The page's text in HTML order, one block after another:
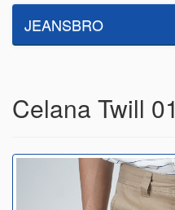
JEANSBRO
Celana Twill 01